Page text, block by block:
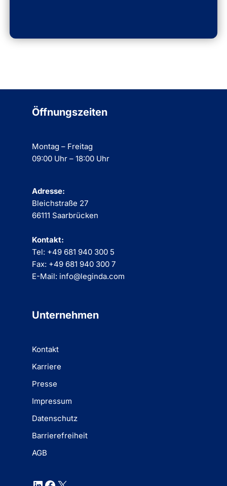
Öffnungszeiten
Montag – Freitag
09:00 Uhr – 18:00 Uhr
Adresse:
Bleichstraße 27
66111 Saarbrücken
Kontakt:
Tel: +49 681 940 300 5
Fax: +49 681 940 300 7
E-Mail: info@leginda.com
Unternehmen
Kontakt
Karriere
Presse
Impressum
Datenschutz
Barrierefreiheit
AGB